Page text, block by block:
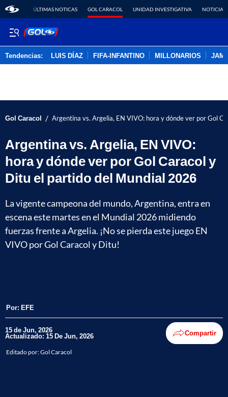
ÚLTIMAS NOTICAS GOL CARACOL UNIDAD INVESTIGATIVA NOTICIAS
Tendencias: LUIS DÍAZ FIFA-INFANTINO MILLONARIOS
Gol Caracol / Argentina vs. Argelia, EN VIVO: hora y dónde ver por Gol
Argentina vs. Argelia, EN VIVO:
hora y dónde ver por Gol Caracol y
Ditu el partido del Mundial 2026
La vigente campeona del mundo, Argentina, entra en
escena este martes en el Mundial 2026 midiendo
fuerzas frente a Argelia. ¡No se pierda este juego EN
VIVO por Gol Caracol y Ditu!
Por: EFE
15 de Jun, 2026
Actualizado: 15 De Jun, 2026 Compartir
Editado por:Gol Caracol